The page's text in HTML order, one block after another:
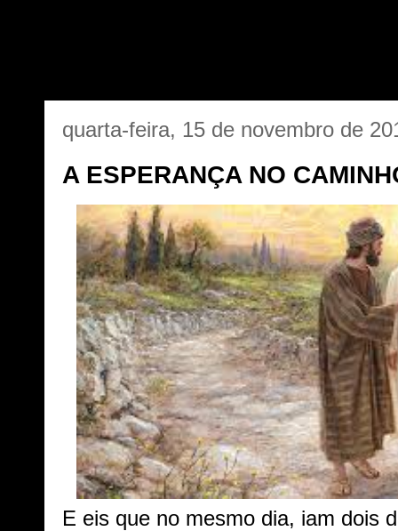
quarta-feira, 15 de novembro de
A ESPERANÇA NO
E eis que no mesmo dia, iam dois